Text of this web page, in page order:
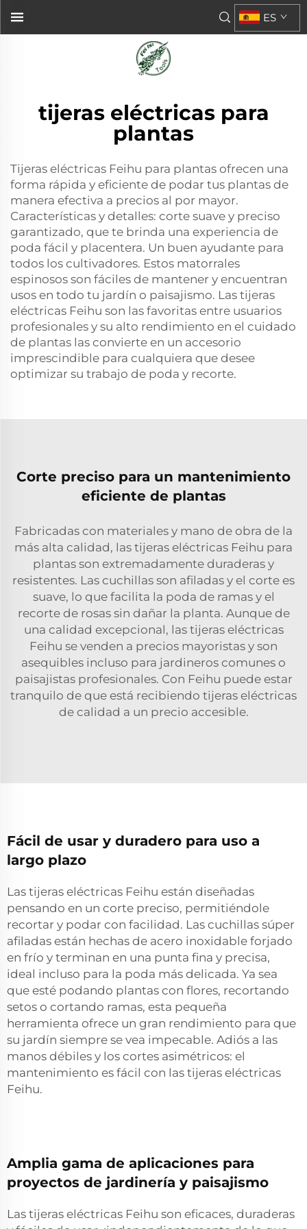
ES
tijeras eléctricas para
plantas
Tijeras eléctricas Feihu para plantas ofrecen una
forma rápida y eficiente de podar tus plantas de
manera efectiva a precios al por mayor.
Características y detalles: corte suave y preciso
garantizado, que te brinda una experiencia de
poda fácil y placentera. Un buen ayudante para
todos los cultivadores. Estos matorrales
espinosos son fáciles de mantener y encuentran
usos en todo tu jardín o paisajismo. Las tijeras
eléctricas Feihu son las favoritas entre usuarios
profesionales y su alto rendimiento en el cuidado
de plantas las convierte en un accesorio
imprescindible para cualquiera que desee
optimizar su trabajo de poda y recorte.
Corte preciso para un mantenimiento
eficiente de plantas
Fabricadas con materiales y mano de obra de la
más alta calidad, las tijeras eléctricas Feihu para
plantas son extremadamente duraderas y
resistentes. Las cuchillas son afiladas y el corte es
suave, lo que facilita la poda de ramas y el
recorte de rosas sin dañar la planta. Aunque de
una calidad excepcional, las tijeras eléctricas
Feihu se venden a precios mayoristas y son
asequibles incluso para jardineros comunes o
paisajistas profesionales. Con Feihu puede estar
tranquilo de que está recibiendo tijeras eléctricas
de calidad a un precio accesible.
Fácil de usar y duradero para uso a
largo plazo
Las tijeras eléctricas Feihu están diseñadas
pensando en un corte preciso, permitiéndole
recortar y podar con facilidad. Las cuchillas súper
afiladas están hechas de acero inoxidable forjado
en frío y terminan en una punta fina y precisa,
ideal incluso para la poda más delicada. Ya sea
que esté podando plantas con flores, recortando
setos o cortando ramas, esta pequeña
herramienta ofrece un gran rendimiento para que
su jardín siempre se vea impecable. Adiós a las
manos débiles y los cortes asimétricos: el
mantenimiento es fácil con las tijeras eléctricas
Feihu.
Amplia gama de aplicaciones para
proyectos de jardinería y paisajismo
Las tijeras eléctricas Feihu son eficaces, duraderas